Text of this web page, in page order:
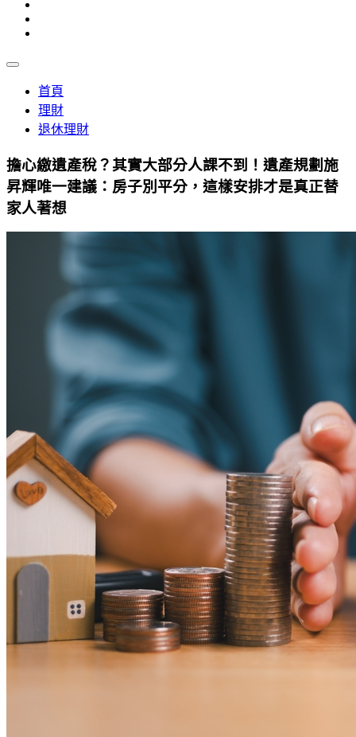
首頁
理財
退休理財
擔心繳遺產稅？其實大部分人課不到！遺產規劃施
昇輝唯一建議：房子別平分，這樣安排才是真正替
家人著想